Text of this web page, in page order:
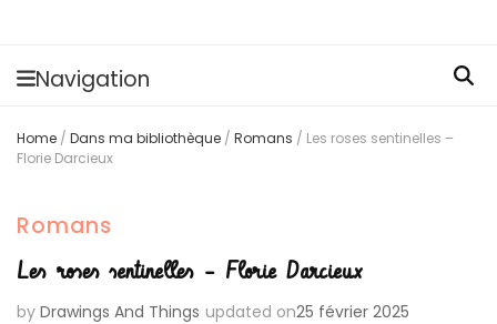
Navigation
Home / Dans ma bibliothèque / Romans / Les roses sentinelles –
Florie Darcieux
Romans
Les roses sentinelles – Florie Darcieux
by Drawings And Things updated on25 février 2025